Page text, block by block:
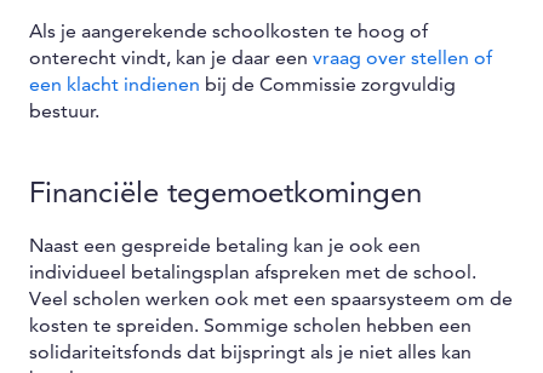
Als je aangerekende schoolkosten te hoog of
onterecht vindt, kan je daar een vraag over stellen of
een klacht indienen bij de Commissie zorgvuldig
bestuur.
Financiële tegemoetkomingen
Naast een gespreide betaling kan je ook een
individueel betalingsplan afspreken met de school.
Veel scholen werken ook met een spaarsysteem om de
kosten te spreiden. Sommige scholen hebben een
solidariteitsfonds dat bijspringt als je niet alles kan